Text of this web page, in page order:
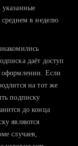
поднимаете
оценить шансы
указанные
среднем в неделю
даёт доступ
оформлении. Если
на тот же
подписку
до конца
являются
случаев,